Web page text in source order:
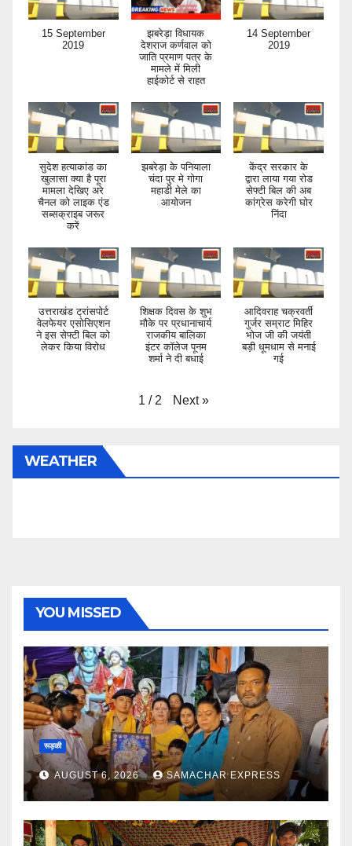
15 September
2019
झबरेड़ा विधायक
देशराज कर्णवाल को
जाति प्रमाण पत्र के
मामले में मिली
हाईकोर्ट से राहत
14 September
2019
सुदेश हत्याकांड का
खुलासा क्या है पूरा
मामला देखिए अरे
चैनल को लाइक एंड
सब्सक्राइब जरूर
करें
झबरेड़ा के पनियाला
चंदा पुर मे गोगा
महाडी मेले का
आयोजन
केंद्र सरकार के
द्वारा लाया गया रोड
सेफ्टी बिल की अब
कांग्रेस करेगी घोर
निंदा
उत्तराखंड ट्रांसपोर्ट
वेलफेयर एसोसिएशन
ने इस सेफ्टी बिल को
लेकर किया विरोध
शिक्षक दिवस के शुभ
मौके पर प्रधानाचार्य
राजकीय बालिका
इंटर कॉलेज पूनम
शर्मा ने दी बधाई
आदिवराह चक्रवर्ती
गुर्जर सम्राट मिहिर
भोज जी की जयंती
बड़ी धूमधाम से मनाई
गई
1 / 2 Next »
WEATHER
YOU MISSED
रूड़की
AUGUST 6, 2026 SAMACHAR EXPRESS